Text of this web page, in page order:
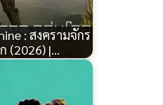
: สงครามจักร
(2026) |…